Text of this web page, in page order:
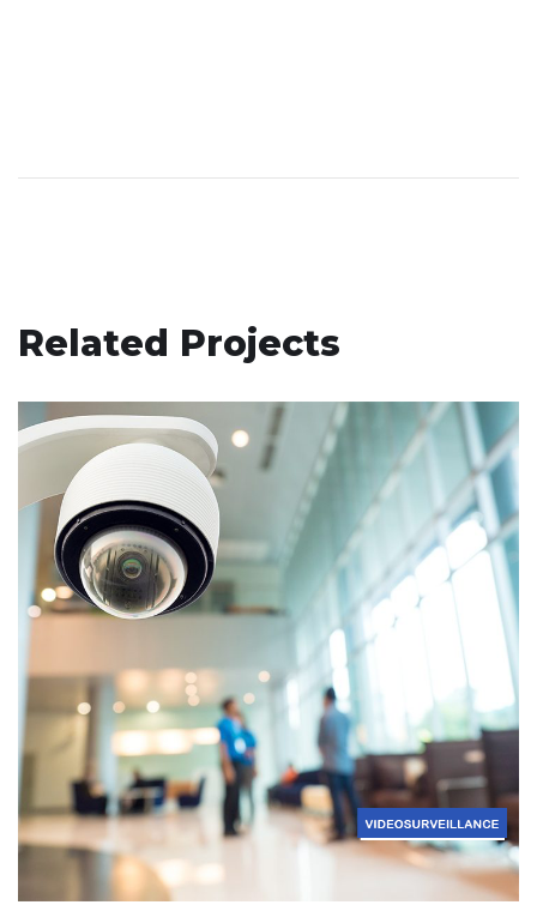
Related Projects
Vidéosurveillance
SÉCURITÉ ÉLECTRONIQUE